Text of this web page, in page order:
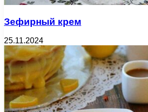
Зефирный крем
25.11.2024